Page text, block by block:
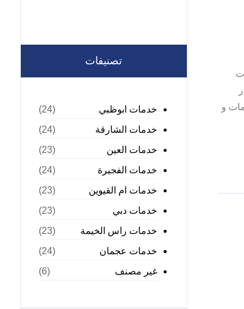
و
تصنيفات
خدمات ابوظبي
(24)
خدمات الشارقة
(24)
خدمات العين
(23)
خدمات الفجيرة
(24)
خدمات ام القيوين
(23)
خدمات دبي
(23)
خدمات راس الخيمة
(23)
خدمات عجمان
(24)
غير مصنف
(6)